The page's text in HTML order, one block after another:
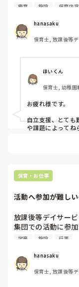
います。
ていますか？
参考にさせてくださ
よろしくお願いい
療育 施設 保育内容
hanasaku
保育士, 放課後等
ほいくん
保育士, 幼稚園
お疲れ様です。
自立支援、とても
や課題によってね
私がついている
もちろん、やるか
興味を持って取り
保育・お仕事
活動へ参加が難し
放課後等デイサービ
集団での活動に参
園や施設の行事な
その子への対応と
いろいろなご意見
学童 施設 行事
hanasaku
保育士, 放課後等